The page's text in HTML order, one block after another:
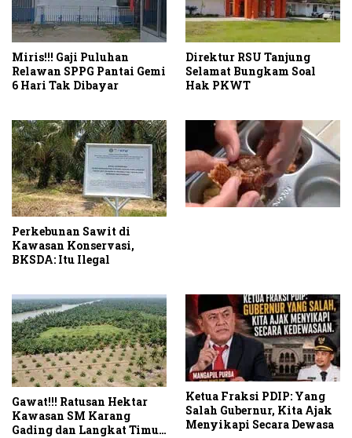
Miris!!! Gaji Puluhan
Relawan SPPG Pantai Gemi
6 Hari Tak Dibayar
Direktur RSU Tanjung
Selamat Bungkam Soal
Hak PKWT
Perkebunan Sawit di
Kawasan Konservasi,
BKSDA: Itu Ilegal
Gawat!!! Ratusan Hektar
Kawasan SM Karang
Gading dan Langkat Timur
Ketua Fraksi PDIP: Yang
Salah Gubernur, Kita Ajak
Menyikapi Secara Dewasa